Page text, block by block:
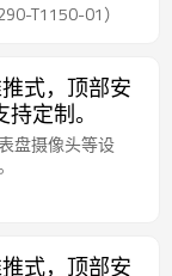
T1150-01）
式，顶部安
定制。
盘摄像头等设
式，顶部安